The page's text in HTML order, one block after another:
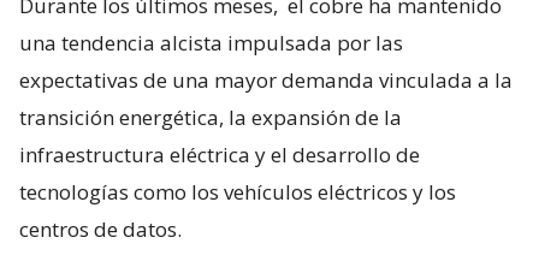
Durante los últimos meses, el cobre ha mantenido
una tendencia alcista impulsada por las
expectativas de una mayor demanda vinculada a la
transición energética, la expansión de la
infraestructura eléctrica y el desarrollo de
tecnologías como los vehículos eléctricos y los
centros de datos.